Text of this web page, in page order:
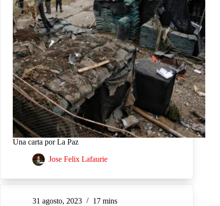
Una carta por La Paz
Jose Felix Lafaurie
31 agosto, 2023 17 mins